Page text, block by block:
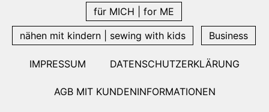
für MICH | for ME
nähen mit kindern | sewing with kids
Business
IMPRESSUM DATENSCHUTZERKLÄRUNG
AGB MIT KUNDENINFORMATIONEN